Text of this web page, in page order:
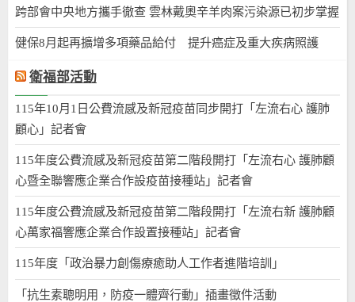
跨部會中央地方攜手徹查 雲林戴奧辛羊肉案污染源已初步掌握
健保8月起再擴增多項藥品給付 提升癌症及重大疾病照護
衛福部活動
115年10月1日公費流感及新冠疫苗同步開打「左流右心 護肺
顧心」記者會
115年度公費流感及新冠疫苗第二階段開打「左流右心 護肺顧
心暨全聯響應企業合作設疫苗接種站」記者會
115年度公費流感及新冠疫苗第二階段開打「左流右新 護肺顧
心萬家福響應企業合作設置接種站」記者會
115年度「政治暴力創傷療癒助人工作者進階培訓」
「抗生素聰明用，防疫一體齊行動」插畫徵件活動